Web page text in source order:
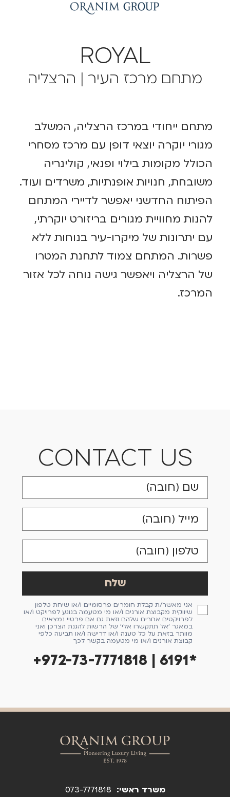
ROYAL
מתחם מרכז העיר | הרצליה
מתחם ייחודי במרכז הרצליה, המשלב
מגורי יוקרה יוצאי דופן עם מרכז מסחרי
הכולל מקומות בילוי ופנאי, קולינריה
משובחת, חנויות אופנתיות, משרדים ועוד.
הפיתוח החדשני יאפשר לדיירי המתחם
להנות מחוויית מגורים בריזורט יוקרתי,
עם יתרונות של מיקרו-עיר בנוחות ללא
פשרות. המתחם צמוד לתחנת המטרו
של הרצליה ויאפשר גישה נוחה לכל אזור
המרכז.
CONTACT US
אני מאשר/ת קבלת חומרים פרסומיים ו/או שיחת טלפון
שיווקית מקבוצת אורנים ו/או מי מטעמה בנוגע לפרויקט ו/או
לפרויקטים אחרים שלהם וזאת גם אם פרטיי נמצאים
במאגר 'אל תתקשרו אלי' של הרשות להגנת הצרכן ואני
מוותר בזאת על כל טענה ו/או דרישה ו/או תביעה כלפי
קבוצת אורנים ו/או מי מטעמה בקשר לכך
+972-73-7771818 | 6191*
משרד ראשי: 073-7771818